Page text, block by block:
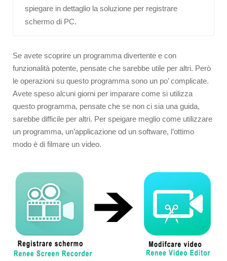
spiegare in dettaglio la soluzione per registrare
schermo di PC.
Se avete scoprire un programma divertente e con
funzionalità potente, pensate che sarebbe utile per altri. Però
le operazioni su questo programma sono un po’ complicate.
Avete speso alcuni giorni per imparare come si utilizza
questo programma, pensate che se non ci sia una guida,
sarebbe difficile per altri. Per speigare meglio come utilizzare
un programma, un’applicazione od un software, l’ottimo
modo è di filmare un video.